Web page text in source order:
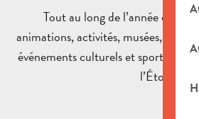
Tout au long de l’année
animations, activités, musées,
événements culturels et sportifs en
l’Étoile.